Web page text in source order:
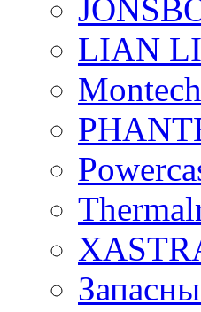
LIAN LI
Montech